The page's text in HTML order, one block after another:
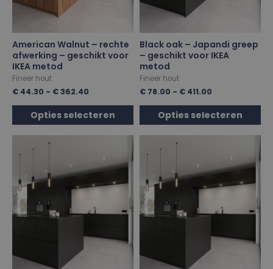
American Walnut – rechte
afwerking – geschikt voor
IKEA metod
Fineer hout
€ 44.30 - €362.40
Opties selecteren
Black oak – Japandi greep
– geschikt voor IKEA
metod
Fineer hout
€ 78.00 - € 411.00
Opties selecteren